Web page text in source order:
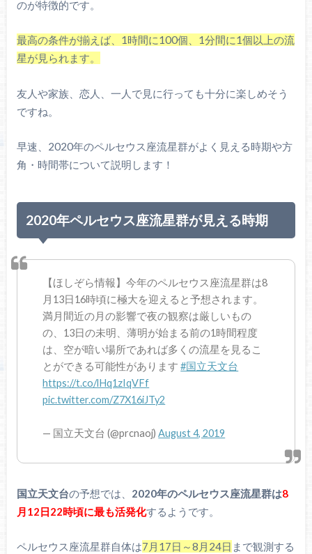
のが特徴的です。
最高の条件が揃えば、1時間に100個、1分間に1個以上の流
星が見られます。
友人や家族、恋人、一人で見に行っても十分に楽しめそう
ですね。
早速、2020年のペルセウス座流星群がよく見える時期や方
角・時間帯について説明します！
2020年ペルセウス座流星群が見える時期
【ほしぞら情報】今年のペルセウス座流星群は8
月13日16時頃に極大を迎えると予想されます。
満月間近の月の影響で夜の観察は厳しいもの
の、13日の未明、薄明が始まる前の1時間程度
は、空が暗い場所であれば多くの流星を見るこ
とができる可能性があります#国立天文台
https://t.co/lHq1zIqVFf
pic.twitter.com/Z7X16iJTy2
— 国立天文台 (@prcnaoj)August 4, 2019
国立天文台の予想では、 2020年のペルセウス座流星群は8
月12日22時頃に最も活発化するようです。
ペルセウス座流星群自体は7月17日～8月24日 まで観測する